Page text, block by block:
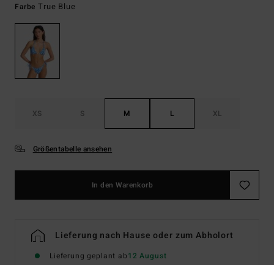
FarbeTrue Blue
XS S M L XL
Größentabelle ansehen
In den Warenkorb
Lieferung nach Hause oder zum Abholort
Lieferung geplant ab12 August